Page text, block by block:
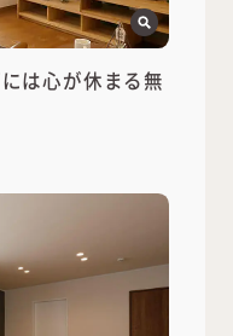
は心が休まる無